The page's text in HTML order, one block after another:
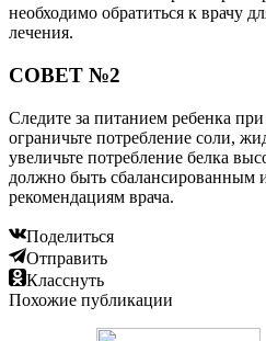
необходимо обратиться к врачу
лечения.
СОВЕТ №2
Следите за питанием ребенка
ограничьте потребление соли,
увеличьте потребление белка
должно быть сбалансированным и
рекомендациям врача.
Поделиться
Отправить
Класснуть
Похожие публикации